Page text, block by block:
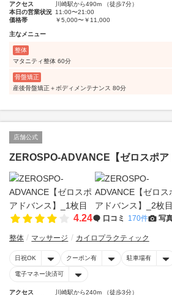
アクセス
川崎駅から490m （徒歩7分）
本日の営業状況 11:00〜21:00
価格帯
￥5,000〜￥11,000
主なメニュー
整体
マタニティ整体 60分
骨盤矯正
産後骨盤矯正＋ボディメンテナンス 80分
店舗公式
ZEROSPO-ADVANCE【ゼロスポア
4.24 口コミ 170件 写
整体 マッサージ カイロプラクティック
日祝OK クーポン有 駐車場有
電子マネー決済可
アクセス
川崎駅から240m （徒歩3分）